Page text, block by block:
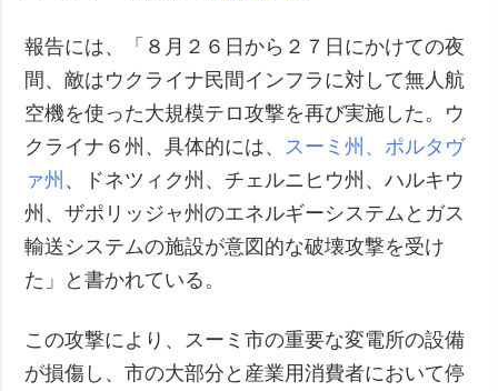
報告には、「８月２６日から２７日にかけての夜
間、敵はウクライナ民間インフラに対して無人航
空機を使った大規模テロ攻撃を再び実施した。ウ
クライナ６州、具体的には、 スーミ州、ポルタヴ
ァ州 、ドネツィク州、チェルニヒウ州、ハルキウ
州、ザポリッジャ州のエネルギーシステムとガス
輸送システムの施設が意図的な破壊攻撃を受け
た」と書かれている。
この攻撃により、スーミ市の重要な変電所の設備
が損傷し、市の大部分と産業用消費者において停